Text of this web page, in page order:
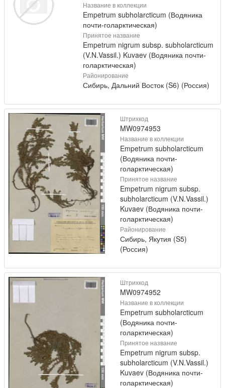
Название в коллекции
Empetrum subholarcticum (Водяника
почти-голарктическая)
Принятое название
Empetrum nigrum subsp. subholarcticum
(V.N.Vassil.) Kuvaev (Водяника почти-
голарктическая)
Районирование
Сибирь, Дальний Восток (S6) (Россия)
Штрихкод
MW0974953
Название в коллекции
Empetrum subholarcticum
(Водяника почти-
голарктическая)
Принятое название
Empetrum nigrum subsp.
subholarcticum (V.N.Vassil.)
Kuvaev (Водяника почти-
голарктическая)
Районирование
Сибирь, Якутия (S5)
(Россия)
Штрихкод
MW0974952
Название в коллекции
Empetrum subholarcticum
(Водяника почти-
голарктическая)
Принятое название
Empetrum nigrum subsp.
subholarcticum (V.N.Vassil.)
Kuvaev (Водяника почти-
голарктическая)